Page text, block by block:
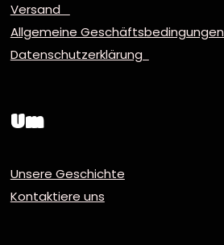
Versand
Allgemeine Geschäftsbedingungen
Datenschutzerklärung
Um
Unsere Geschichte
Kontaktiere uns